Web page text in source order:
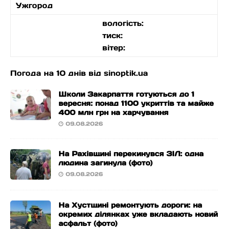
Ужгород
вологість:
тиск:
вітер:
Погода на 10 днів від sinoptik.ua
Школи Закарпаття готуються до 1
вересня: понад 1100 укриттів та майже
400 млн грн на харчування
09.08.2026
На Рахівщині перекинувся ЗІЛ: одна
людина загинула (фото)
09.08.2026
На Хустщині ремонтують дороги: на
окремих ділянках уже вкладають новий
асфальт (фото)